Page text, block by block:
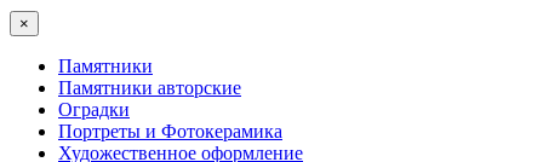
×
Памятники
Памятники авторские
Оградки
Портреты и Фотокерамика
Художественное оформление